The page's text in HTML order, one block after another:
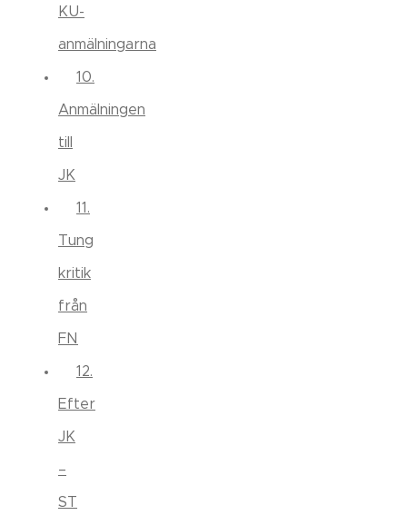
KU-
anmälningarna
10.
Anmälningen
till
JK
11.
Tung
kritik
från
FN
12.
Efter
JK
–
ST